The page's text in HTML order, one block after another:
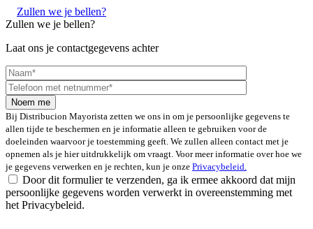
Zullen we je bellen?
Zullen we je bellen?
Laat ons je contactgegevens achter
Bij Distribucion Mayorista zetten we ons in om je persoonlijke gegevens te
allen tijde te beschermen en je informatie alleen te gebruiken voor de
doeleinden waarvoor je toestemming geeft. We zullen alleen contact met je
opnemen als je hier uitdrukkelijk om vraagt. Voor meer informatie over hoe we
je gegevens verwerken en je rechten, kun je onze Privacybeleid.
Door dit formulier te verzenden, ga ik ermee akkoord dat mijn
persoonlijke gegevens worden verwerkt in overeenstemming met
het Privacybeleid.